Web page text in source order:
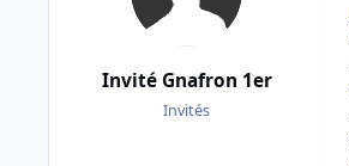
Invité Gnafron 1er
Invités